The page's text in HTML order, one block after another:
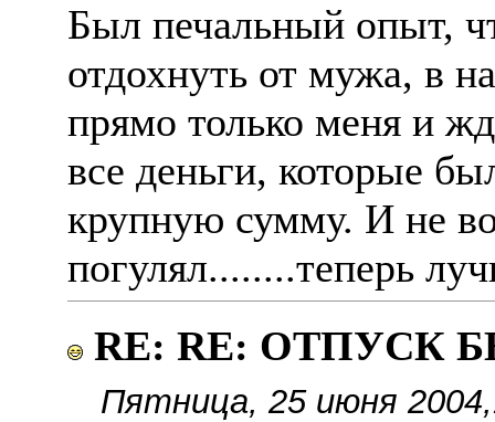
Был печальный опыт,
отдохнуть от мужа, в
прямо только меня и
все деньги, которые
крупную сумму. И не
погулял........теперь
RE: RE: ОТПУСК
Пятница, 25 июня